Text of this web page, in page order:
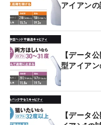
アイアン
【データ
型アイア
【データ